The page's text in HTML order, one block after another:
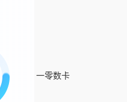
一零数卡